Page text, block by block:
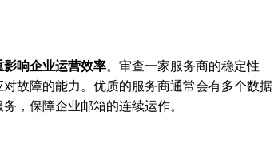
响企业运营效率。审查一家服务商的稳定性
故障的能力。优质的服务商通常会有多个数据
，保障企业邮箱的连续运作。